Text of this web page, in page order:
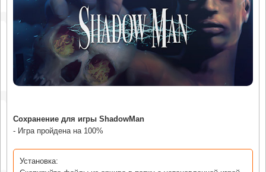
Сохранение для игры ShadowMan
- Игра пройдена на 100%
Установка: